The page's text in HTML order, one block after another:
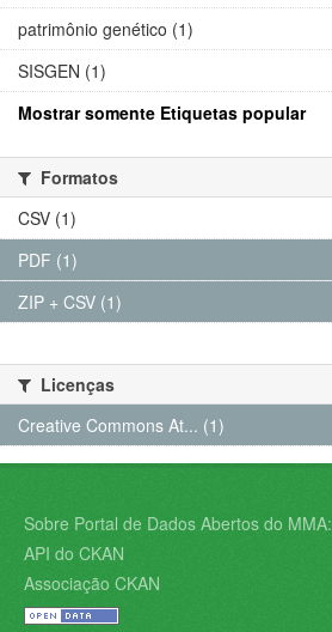
patrimônio genético (1)
SISGEN (1)
Mostrar somente Etiquetas popular
Formatos
CSV (1)
PDF (1)
ZIP + CSV (1)
Licenças
Creative Commons At... (1)
Sobre Portal de Dados Abertos do MMA:
API do CKAN
Associação CKAN